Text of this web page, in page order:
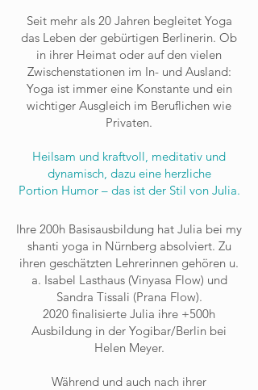
Seit mehr als 20 Jahren begleitet Yoga
das Leben der gebürtigen Berlinerin. Ob
in ihrer Heimat oder auf den vielen
Zwischenstationen im In- und Ausland:
Yoga ist immer eine Konstante und ein
wichtiger Ausgleich im Beruflichen wie
Privaten.
Heilsam und kraftvoll, meditativ und
dynamisch, dazu eine herzliche
Portion Humor – das ist der Stil von Julia.
Ihre 200h Basisausbildung hat Julia bei my
shanti yoga in Nürnberg absolviert. Zu
ihren geschätzten Lehrerinnen gehören u.
a. Isabel Lasthaus (Vinyasa Flow) und
Sandra Tissali (Prana Flow).
2020 finalisierte Julia ihre +500h
Ausbildung in der Yogibar/Berlin bei
Helen Meyer.
Während und auch nach ihrer